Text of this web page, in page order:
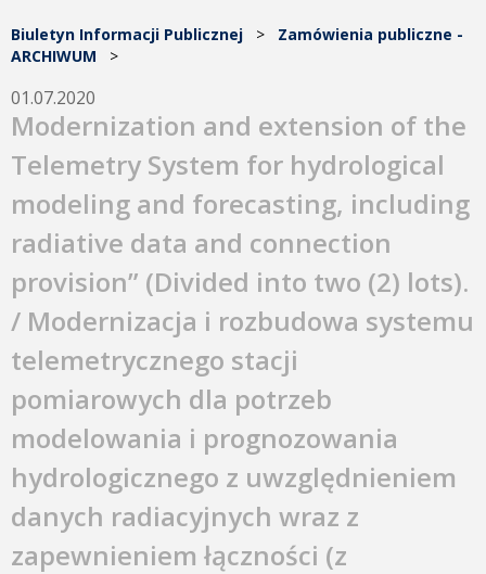
Biuletyn Informacji Publicznej > Zamówienia publiczne -
ARCHIWUM >
01.07.2020
Modernization and extension of the
Telemetry System for hydrological
modeling and forecasting, including
radiative data and connection
provision” (Divided into two (2) lots).
/ Modernizacja i rozbudowa systemu
telemetrycznego stacji
pomiarowych dla potrzeb
modelowania i prognozowania
hydrologicznego z uwzględnieniem
danych radiacyjnych wraz z
zapewnieniem łączności (z